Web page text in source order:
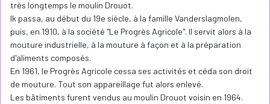
très longtemps le moulin Drouot.
Ik passa, au début du 19e siècle, à la famille Vanderslagmolen,
puis, en 1910, à la société "Le Progrès Agricole". Il servit alors à la
mouture industrielle, à la mouture à façon et à la préparation
d'aliments composés.
En 1961, le Progrès Agricole cessa ses activités et céda son droit
de mouture. Tout son appareillage fut alors enlevé.
Les bâtiments furent vendus au moulin Drouot voisin en 1964.